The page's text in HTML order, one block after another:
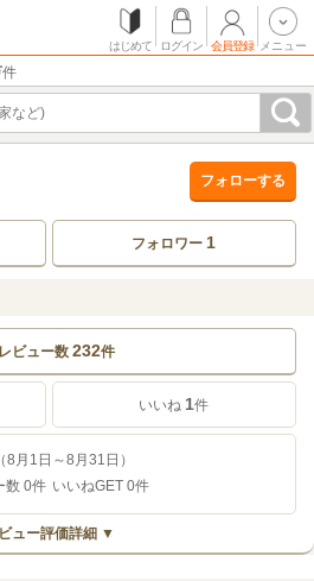
はじめて ログイン 会員登録 メニュー
件
フォローする
フォロワー1
ビュー数 232件
いいね 1件
8月1日～8月31日）
数 0件 いいねGET 0件
ュー評価詳細 ▼